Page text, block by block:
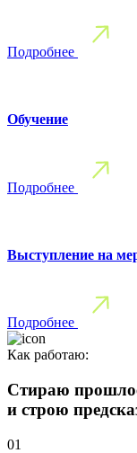
Подробнее
Обучение
Подробнее
Выступление на
Подробнее
Как работаю:
Стираю
и строю
01